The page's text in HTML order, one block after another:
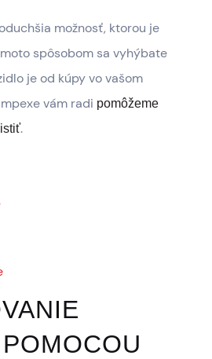
možnosť, ktorou je
spôsobom sa vyhýbate
je od kúpy vo vašom
vám radi pomôžeme
.